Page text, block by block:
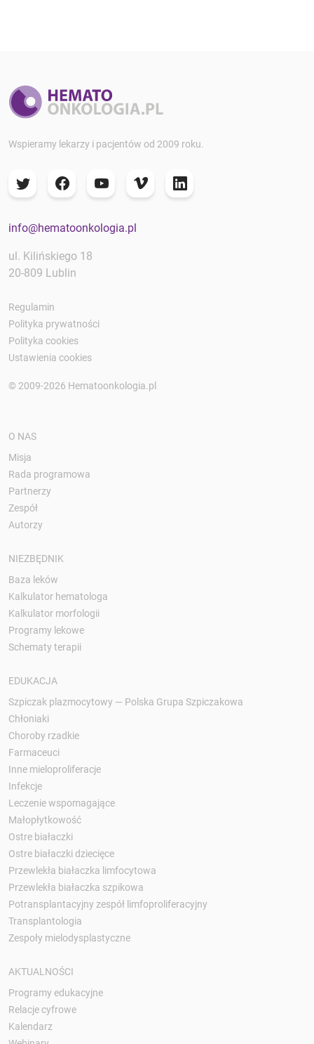
Wspieramy lekarzy i pacjentów od 2009 roku.
info@hematoonkologia.pl
ul. Kilińskiego 18
20-809 Lublin
Regulamin
Polityka prywatności
Polityka cookies
Ustawienia cookies
© 2009-2026 Hematoonkologia.pl
O NAS
Misja
Rada programowa
Partnerzy
Zespół
Autorzy
NIEZBĘDNIK
Baza leków
Kalkulator hematologa
Kalkulator morfologii
Programy lekowe
Schematy terapii
EDUKACJA
Szpiczak plazmocytowy — Polska Grupa Szpiczakowa
Chłoniaki
Choroby rzadkie
Farmaceuci
Inne mieloproliferacje
Infekcje
Leczenie wspomagające
Małopłytkowość
Ostre białaczki
Ostre białaczki dziecięce
Przewlekła białaczka limfocytowa
Przewlekła białaczka szpikowa
Potransplantacyjny zespół limfoproliferacyjny
Transplantologia
Zespoły mielodysplastyczne
AKTUALNOŚCI
Programy edukacyjne
Relacje cyfrowe
Kalendarz